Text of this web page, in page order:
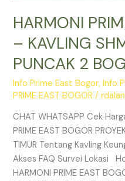
HARMONI
– KAVLING
PUNCAK 2
Info Prime East Bogor,Info
PRIME EAST BOGOR /
CHAT WHATSAPP Cek
PRIME EAST BOGOR
TIMUR Tentang Kavling
Akses FAQ Survei Lokasi
HARMONI PRIME EAST